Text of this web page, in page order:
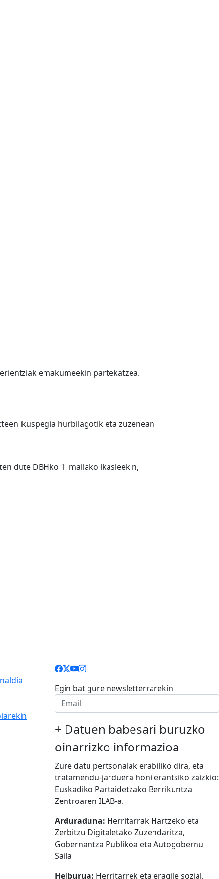
emakumeekin partekatzea.
ikuspegia hurbilagotik eta zuzenean
dute DBHko 1. mailako ikasleekin,
Egin bat gure newsletterrarekin
+ Datuen babesari buruzko
oinarrizko informazioa
Zure datu pertsonalak erabiliko dira, eta
tratamendu-jarduera honi erantsiko zaizkio:
Euskadiko Partaidetzako Berrikuntza
Zentroaren ILAB-a.
Arduraduna: Herritarrak Hartzeko eta
Zerbitzu Digitaletako Zuzendaritza,
Gobernantza Publikoa eta Autogobernu
Saila
Helburua: Herritarrek eta eragile sozial,